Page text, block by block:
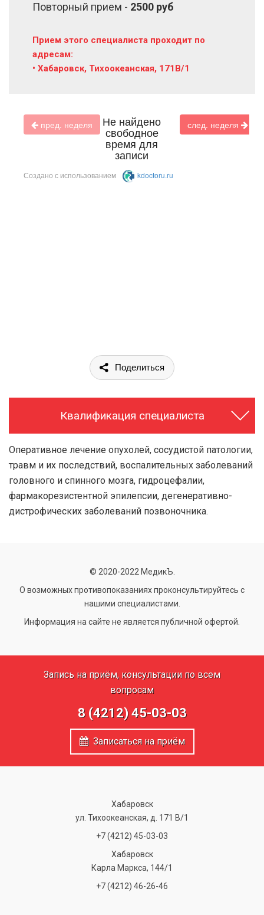
Повторный прием - 2500 руб
Прием этого специалиста проходит по
адресам:
• Хабаровск, Тихоокеанская, 171В/1
Поделиться
Квалификация специалиста
Оперативное лечение опухолей, сосудистой патологии,
травм и их последствий, воспалительных заболеваний
головного и спинного мозга, гидроцефалии,
фармакорезистентной эпилепсии, дегенеративно-
дистрофических заболеваний позвоночника.
© 2020-2022 МедикЪ.
О возможных противопоказаниях проконсультируйтесь с
нашими специалистами.
Информация на сайте не является публичной офертой.
Запись на приём, консультации по всем
вопросам
8 (4212) 45-03-03
Записаться на приём
Хабаровск
ул. Тихоокеанская, д. 171 В/1
+7 (4212) 45-03-03
Хабаровск
Карла Маркса, 144/1
+7 (4212) 46-26-46